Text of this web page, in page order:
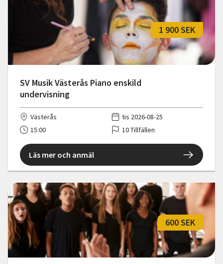
SV Musik Västerås Piano enskild
undervisning
1 900 SEK
Västerås
tis 2026-08-25
15:00
10 Tillfällen
Läs mer och anmäl
600 SEK